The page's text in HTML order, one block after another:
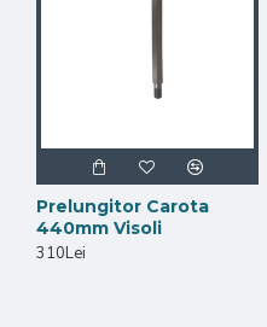
Prelungitor Carota
440mm Visoli
310Lei